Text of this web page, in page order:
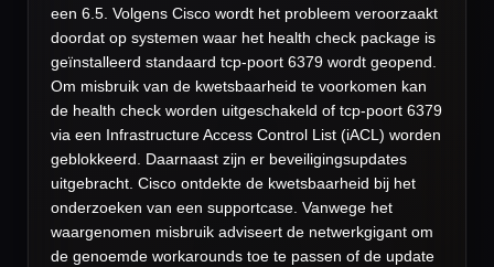
een 6.5. Volgens Cisco wordt het probleem veroorzaakt
doordat op systemen waar het health check package is
geïnstalleerd standaard tcp-poort 6379 wordt geopend.
Om misbruik van de kwetsbaarheid te voorkomen kan
de health check worden uitgeschakeld of tcp-poort 6379
via een Infrastructure Access Control List (iACL) worden
geblokkeerd. Daarnaast zijn er beveiligingsupdates
uitgebracht. Cisco ontdekte de kwetsbaarheid bij het
onderzoeken van een supportcase. Vanwege het
waargenomen misbruik adviseert de netwerkgigant om
de genoemde workarounds toe te passen of de update